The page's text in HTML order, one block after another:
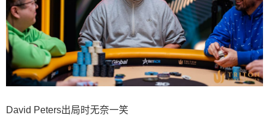
David Peters出局时无奈一笑